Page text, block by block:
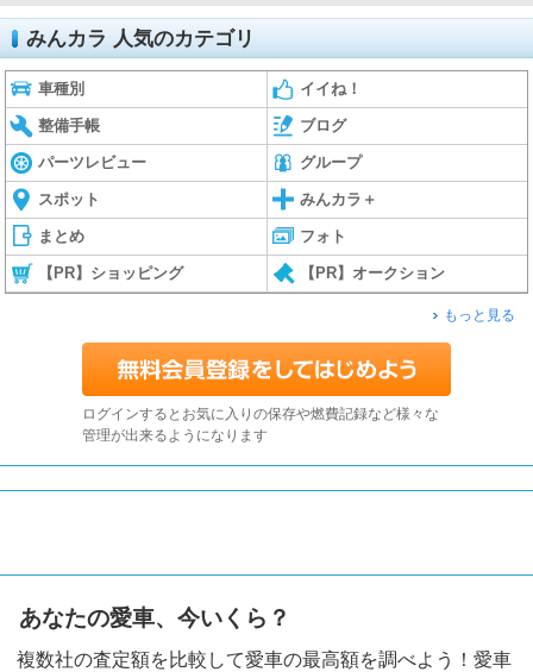
みんカラ 人気のカテゴリ
車種別 イイね！
整備手帳 ブログ
パーツレビュー グループ
スポット みんカラ＋
まとめ フォト
【PR】ショッピング 【PR】オークション
もっと見る
ログインするとお気に入りの保存や燃費記録など様々な
管理が出来るようになります
あなたの愛車、今いくら？
複数社の査定額を比較して愛車の最高額を調べよう！愛車